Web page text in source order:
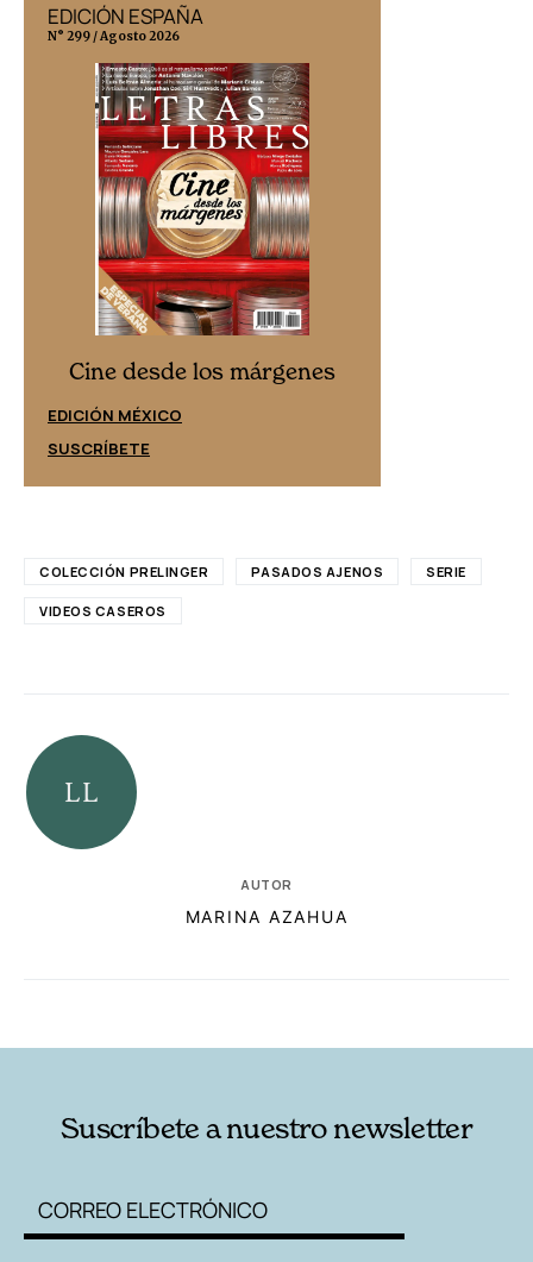
EDICIÓN ESPAÑA
N° 299 / Agosto 2026
Cine desde los márgenes
EDICIÓN MÉXICO
SUSCRÍBETE
COLECCIÓN PRELINGER PASADOS AJENOS SERIE
VIDEOS CASEROS
AUTOR
MARINA AZAHUA
Suscríbete a nuestro newsletter